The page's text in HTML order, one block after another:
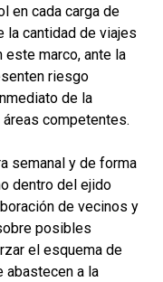
en cada carga de
la cantidad de viajes
este marco, ante la
riesgo
de la
competentes.
semanal y de forma
dentro del ejido
de vecinos y
posibles
el esquema de
abastecen a la